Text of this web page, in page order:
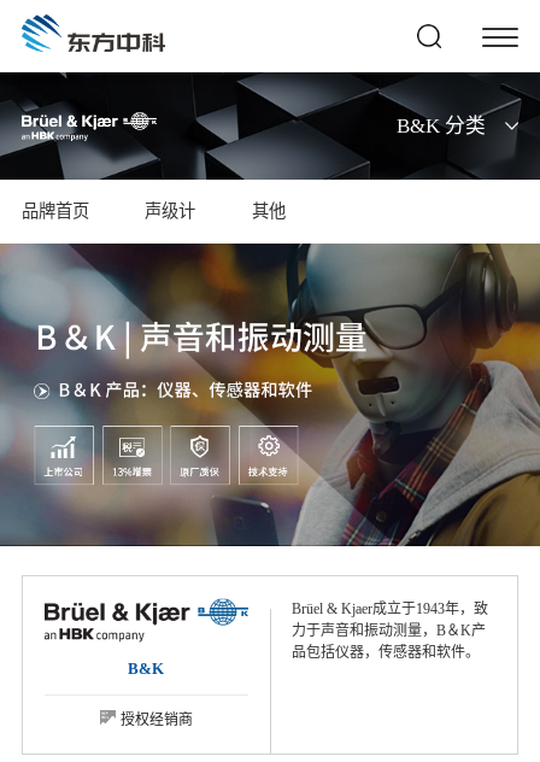
B&K 分类
品牌首页 声级计 其他
B&K
授权经销商
Brüel & Kjaer成立于1943年，致
力于声音和振动测量，B＆K产
品包括仪器，传感器和软件。